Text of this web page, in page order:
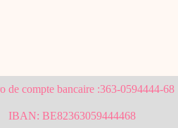
de compte bancaire :363-0594444-68
IBAN: BE82363059444468